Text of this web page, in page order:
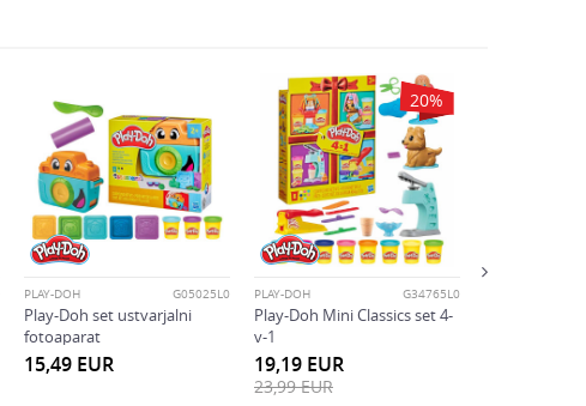
PLAY-DOH G05025L0
Play-Doh set ustvarjalni
fotoaparat
15,49 EUR
20%
PLAY-DOH G34765L0
Play-Doh Mini Classics set 4-
v-1
19,19 EUR
23,99EUR